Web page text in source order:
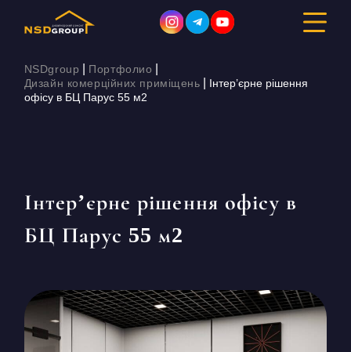
БУДІВНИЦТВО
ПОРТФОЛІО
ПРО КОМПАНІЮ
NSDgroup Портфолио
Дизайн комерційних приміщень
Інтер’єрне рішення
офісу в БЦ Парус 55 м2
Інтер’єрне рішення офісу в
БЦ Парус 55 м2